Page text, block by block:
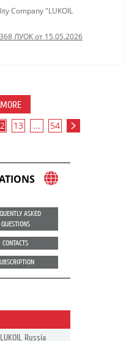
Company "LUKOIL
ЛУОК от 15.05.2026
13 ... 54
ASKED
QUESTIONS
CONTACTS
Russia